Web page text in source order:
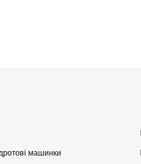
машинки